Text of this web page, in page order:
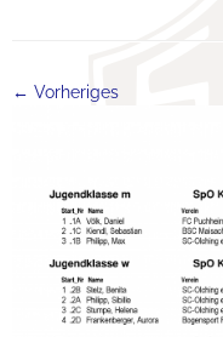
← Vorheriges